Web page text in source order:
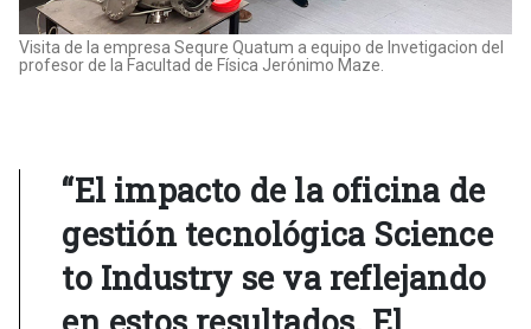
Visita de la empresa Sequre Quatum a equipo de Invetigacion del
profesor de la Facultad de Física Jerónimo Maze.
“El impacto de la oficina de
gestión tecnológica Science
to Industry se va reflejando